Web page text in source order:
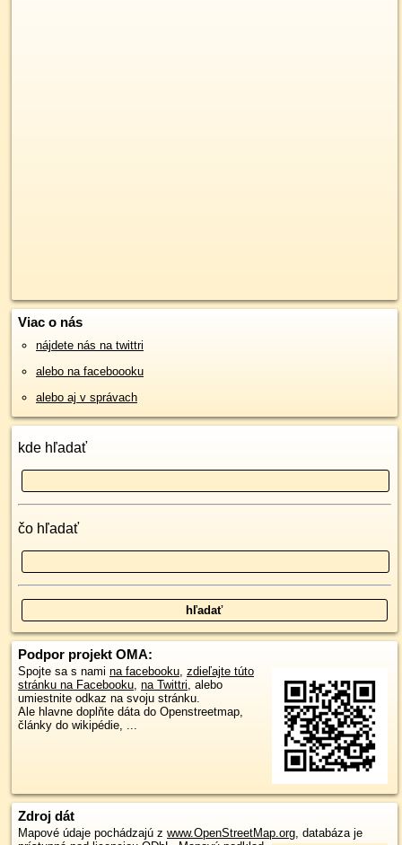
Viac o nás
nájdete nás na twittri
alebo na faceboooku
alebo aj v správach
kde hľadať
čo hľadať
Podpor projekt OMA:
Spojte sa s nami na facebooku zdieľajte túto
stránku na Facebooku na Twittri , alebo
umiestnite odkaz na svoju stránku.
Ale hlavne doplňte dáta do Openstreetmap,
články do wikipédie, ...
Zdroj dát
Mapové údaje pochádzajú z www.OpenStreetMap.org, databáza je